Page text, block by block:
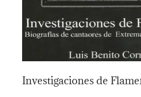
Investigaciones de